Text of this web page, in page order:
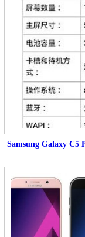
Samsung Galaxy